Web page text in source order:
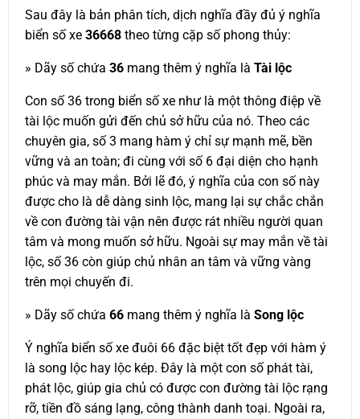
Sau đây là bản phân tích, dịch nghĩa đầy đủ ý nghĩa
biển số xe 36668 theo từng cặp số phong thủy:
» Dãy số chứa 36 mang thêm ý nghĩa là Tài lộc
Con số 36 trong biển số xe như là một thông điệp về
tài lộc muốn gửi đến chủ sở hữu của nó. Theo các
chuyên gia, số 3 mang hàm ý chỉ sự mạnh mẽ, bền
vững và an toàn; đi cùng với số 6 đại diện cho hạnh
phúc và may mắn. Bởi lẽ đó, ý nghĩa của con số này
được cho là dễ dàng sinh lộc, mang lại sự chắc chắn
về con đường tài vận nên được rát nhiều người quan
tâm và mong muốn sở hữu. Ngoài sự may mắn về tài
lộc, số 36 còn giúp chủ nhân an tâm và vững vàng
trên mọi chuyến đi.
» Dãy số chứa 66 mang thêm ý nghĩa là Song lộc
Ý nghĩa biển số xe đuôi 66 đặc biệt tốt đẹp với hàm ý
là song lộc hay lộc kép. Đây là một con số phát tài,
phát lộc, giúp gia chủ có được con đường tài lộc rạng
rỡ, tiền đồ sáng lạng, công thành danh toại. Ngoài ra,